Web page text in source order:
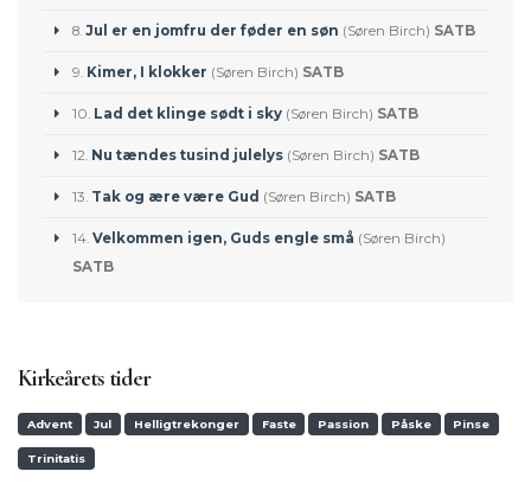
Kirkeårets tider
Advent Jul Helligtrekonger Faste Passion Påske Pinse
Trinitatis
8. Jul er en jomfru der føder en søn (Søren Birch) SATB
9. Kimer, I klokker (Søren Birch) SATB
10. Lad det klinge sødt i sky(Søren Birch) SATB
12. Nu tændes tusind julelys(Søren Birch) SATB
13. Tak og ære være Gud (Søren Birch) SATB
14. Velkommen igen, Guds engle små (Søren Birch)
SATB